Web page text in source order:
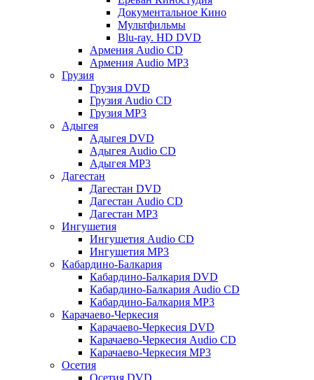
Документальное Кино
Мультфильмы
Blu-ray. HD DVD
Армения Audio CD
Армения Audio MP3
Грузия
Грузия DVD
Грузия Audio CD
Грузия MP3
Адыгея
Адыгея DVD
Адыгея Audio CD
Адыгея MP3
Дагестан
Дагестан DVD
Дагестан Audio CD
Дагестан MP3
Ингушетия
Ингушетия Audio CD
Ингушетия MP3
Кабардино-Балкария
Кабардино-Балкария DVD
Кабардино-Балкария Audio CD
Кабардино-Балкария MP3
Карачаево-Черкесия
Карачаево-Черкесия DVD
Карачаево-Черкесия Audio CD
Карачаево-Черкесия MP3
Осетия
Осетия DVD